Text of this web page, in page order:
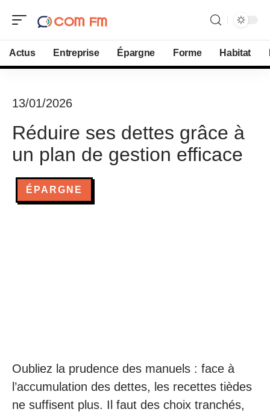
Actus Entreprise Épargne Forme Habitat
13/01/2026
Réduire ses dettes grâce à
un plan de gestion efficace
ÉPARGNE
Oubliez la prudence des manuels : face à
l’accumulation des dettes, les recettes tièdes
ne suffisent plus. Il faut des choix tranchés,